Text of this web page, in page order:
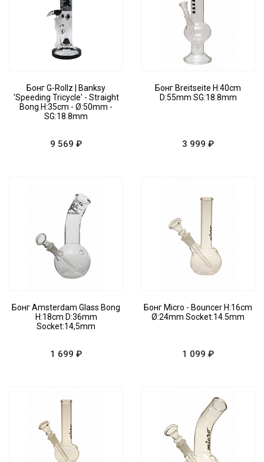
Бонг G-Rollz | Banksy
'Speeding Tricycle' - Straight
Bong H:35cm - Ø:50mm -
SG:18.8mm
9 569 ₽
Бонг Breitseite H:40cm
D:55mm SG:18.8mm
3 999 ₽
Бонг Amsterdam Glass Bong
H:18cm D:36mm
Socket:14,5mm
1 699 ₽
Бонг Micro - Bouncer H:16cm
Ø:24mm Socket:14.5mm
1 099 ₽